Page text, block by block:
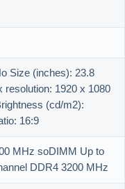
Size (inches): 23.8
resolution: 1920 x 1080
(cd/m2):
16:9
MHz soDIMM Up to
DDR4 3200 MHz